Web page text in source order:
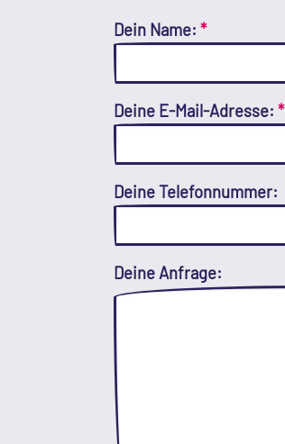
Dein Name: *
Deine E-Mail-Adresse: *
Deine Telefonnummer:
Deine Anfrage: